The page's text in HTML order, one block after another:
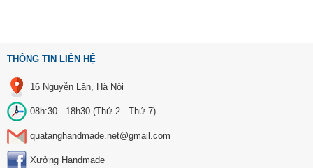
THÔNG TIN LIÊN HỆ
16 Nguyễn Lân, Hà Nội
08h:30 - 18h30 (Thứ 2 - Thứ 7)
quatanghandmade.net@gmail.com
Xưởng Handmade